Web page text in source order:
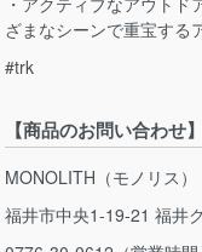
ざまなシーンで重宝する
#trk
【商品のお問い合わせ】
MONOLITH（モノリス）
福井市中央1-19-21 福井